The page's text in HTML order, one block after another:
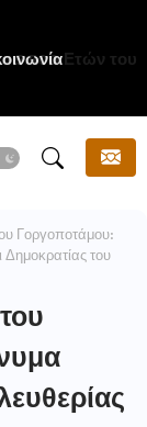
Γοργοποτάμου:
Δημοκρατίας του